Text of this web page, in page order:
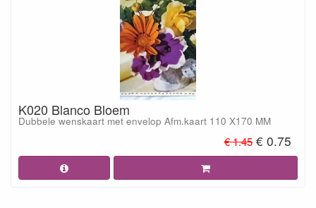
K020 Blanco Bloem
Dubbele wenskaart met envelop Afm.kaart 110 X170 MM
€ 1.45 € 0.75